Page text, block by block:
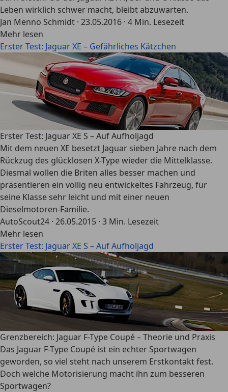
Leben wirklich schwer macht, bleibt abzuwarten.
Jan Menno Schmidt · 23.05.2016 · 4 Min. Lesezeit
Mehr lesen
Erster Test: Jaguar XE – Gefährliches Kätzchen
Erster Test: Jaguar XE S – Auf Aufholjagd
Mit dem neuen XE besetzt Jaguar sieben Jahre nach dem
Rückzug des glücklosen X-Type wieder die Mittelklasse.
Diesmal wollen die Briten alles besser machen und
präsentieren ein völlig neu entwickeltes Fahrzeug, für
seine Klasse sehr leicht und mit einer neuen
Dieselmotoren-Familie.
AutoScout24 · 26.05.2015 · 3 Min. Lesezeit
Mehr lesen
Erster Test: Jaguar XE S – Auf Aufholjagd
Grenzbereich: Jaguar F-Type Coupé – Theorie und Praxis
Das Jaguar F-Type Coupé ist ein echter Sportwagen
geworden, so viel steht nach unserem Erstkontakt fest.
Doch welche Motorisierung macht ihn zum besseren
Sportwagen?